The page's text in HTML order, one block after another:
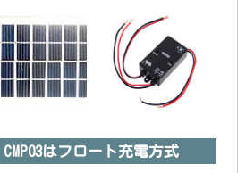
CMP03はフロート充電方式